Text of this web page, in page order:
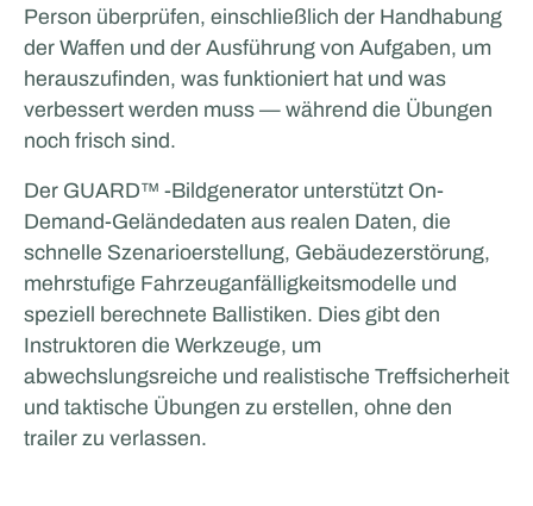
Person überprüfen, einschließlich der Handhabung
der Waffen und der Ausführung von Aufgaben, um
herauszufinden, was funktioniert hat und was
verbessert werden muss — während die Übungen
noch frisch sind.
Der GUARD™ -Bildgenerator unterstützt On-
Demand‑Geländedaten aus realen Daten, die
schnelle Szenarioerstellung, Gebäudezerstörung,
mehrstufige Fahrzeuganfälligkeitsmodelle und
speziell berechnete Ballistiken. Dies gibt den
Instruktoren die Werkzeuge, um
abwechslungsreiche und realistische Treffsicherheit
und taktische Übungen zu erstellen, ohne den
trailer zu verlassen.